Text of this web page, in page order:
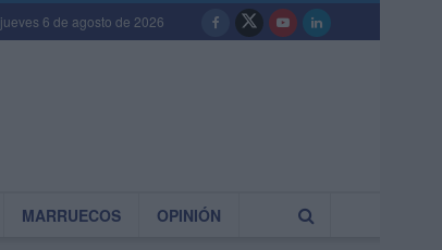
jueves 6 de agosto de 2026
MARRUECOS OPINIÓN